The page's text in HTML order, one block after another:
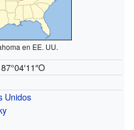
en EE. UU.
87°04′11″O
Unidos